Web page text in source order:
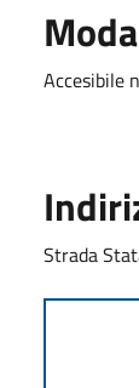
Accesibile
Strada